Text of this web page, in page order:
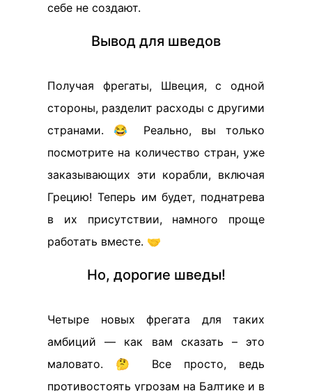
себе не создают.
Вывод для шведов
Получая фрегаты, Швеция, с одной
стороны, разделит расходы с другими
странами. 😂 Реально, вы только
посмотрите на количество стран, уже
заказывающих эти корабли, включая
Грецию! Теперь им будет, поднатрева
в их присутствии, намного проще
работать вместе. 🤝
Но, дорогие шведы!
Четыре новых фрегата для таких
амбиций — как вам сказать – это
маловато. 🤔 Все просто, ведь
противостоять угрозам на Балтике и в